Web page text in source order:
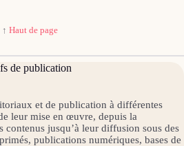
↑ Haut de page
de publication
et de publication à différentes
leur mise en œuvre, depuis la
contenus jusqu’à leur diffusion sous des
publications numériques, bases de